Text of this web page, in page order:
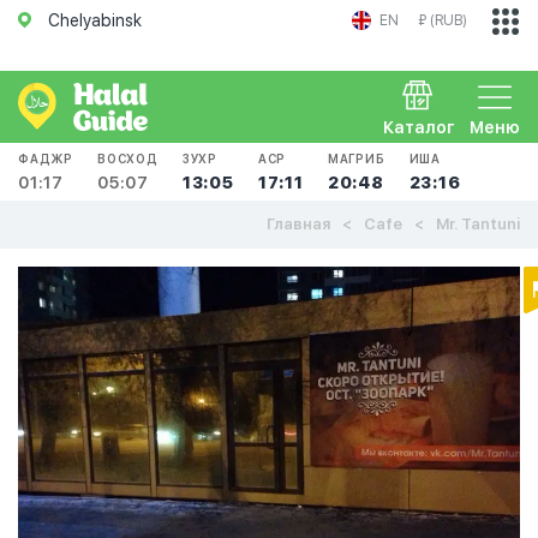
Chelyabinsk EN ₽ (RUB)
Меню
Каталог
ФАДЖР
01:17
ВОСХОД
05:07
ЗУХР
13:05
АСР
17:11
МАГРИБ
20:48
ИША
23:16
Главная Cafe Mr. Tantuni